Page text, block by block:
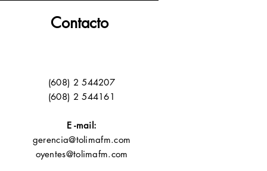
Contacto
(608) 2 544207
(608) 2 544161
E -mail:
gerencia@tolimafm.com
oyentes@tolimafm.com